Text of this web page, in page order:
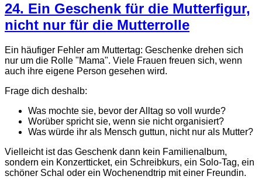
24. Ein Geschenk für die Mutterfigur,
nicht nur für die Mutterrolle
Ein häufiger Fehler am Muttertag: Geschenke drehen sich
nur um die Rolle "Mama". Viele Frauen freuen sich, wenn
auch ihre eigene Person gesehen wird.
Frage dich deshalb:
Was mochte sie, bevor der Alltag so voll wurde?
Worüber spricht sie, wenn sie nicht organisiert?
Was würde ihr als Mensch guttun, nicht nur als Mutter?
Vielleicht ist das Geschenk dann kein Familienalbum,
sondern ein Konzertticket, ein Schreibkurs, ein Solo-Tag, ein
schöner Schal oder ein Wochenendtrip mit einer Freundin.